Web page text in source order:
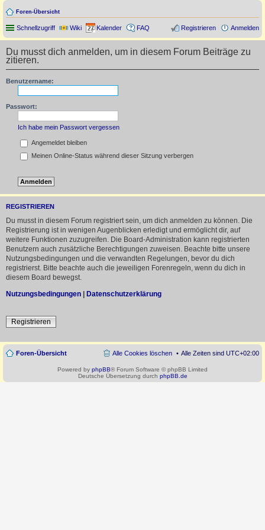
Foren-Übersicht
Schnellzugriff Wiki Kalender FAQ Anmelden
Registrieren
Du musst dich anmelden, um in diesem Forum Beiträge zu
zitieren.
Benutzername:
Passwort:
Ich habe mein Passwort vergessen
Angemeldet bleiben
Meinen Online-Status während dieser Sitzung verbergen
REGISTRIEREN
Du musst in diesem Forum registriert sein, um dich anmelden zu können. Die
Registrierung ist in wenigen Augenblicken erledigt und ermöglicht dir, auf
weitere Funktionen zuzugreifen. Die Board-Administration kann registrierten
Benutzern auch zusätzliche Berechtigungen zuweisen. Beachte bitte unsere
Nutzungsbedingungen und die verwandten Regelungen, bevor du dich
registrierst. Bitte beachte auch die jeweiligen Forenregeln, wenn du dich in
diesem Board bewegst.
Nutzungsbedingungen | Datenschutzerklärung
Registrieren
Foren-Übersicht Alle Zeiten sind UTC+02:00
Alle Cookies löschen
Powered by phpBB® Forum Software © phpBB Limited
Deutsche Übersetzung durch phpBB.de